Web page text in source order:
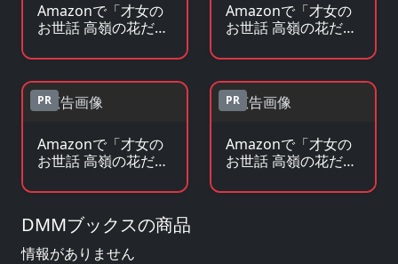
Amazonで「才女の
お世話 高嶺の花だら
一のお嬢様を陰なが
らお世話することに
なりました」のBlu-
ray・DVDを見る
Amazonで「才女の
お世話 高嶺の花だら
一のお嬢様を陰なが
らお世話することに
なりました」の原作
コミックを見る
PR
Amazonで「才女の
お世話 高嶺の花だら
一のお嬢様を陰なが
らお世話することに
なりました」の原作
小説・ラノベを見る
PR
Amazonで「才女の
お世話 高嶺の花だら
一のお嬢様を陰なが
DMMブックスの商品
情報がありません